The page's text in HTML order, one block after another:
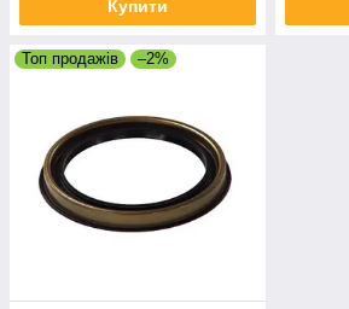
Купити
Топ продажів –2%